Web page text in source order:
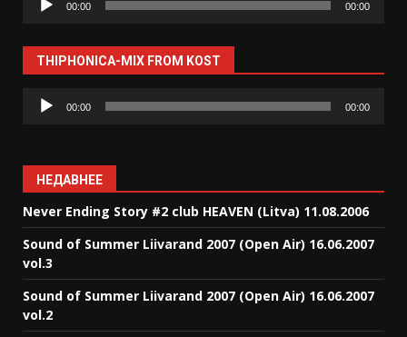
00:00 00:00
THIPHONICA-MIX FROM KOST
Аудиоплеер
00:00 00:00
НЕДАВНЕЕ
Never Ending Story #2 club HEAVEN (Litva) 11.08.2006
Sound of Summer Liivarand 2007 (Open Air) 16.06.2007
vol.3
Sound of Summer Liivarand 2007 (Open Air) 16.06.2007
vol.2